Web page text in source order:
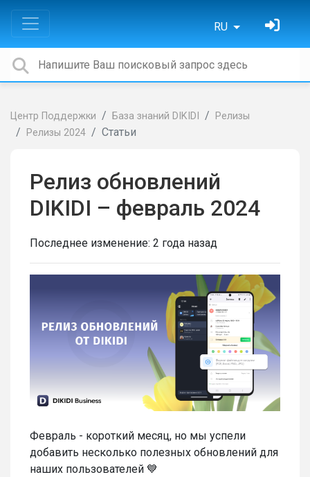
RU
Центр Поддержки База знаний DIKIDI
Релизы
Релизы 2024
Статьи
Релиз обновлений
DIKIDI – февраль 2024
Последнее изменение: 2 года назад
Февраль - короткий месяц, но мы успели
добавить несколько полезных обновлений для
наших пользователей 💙